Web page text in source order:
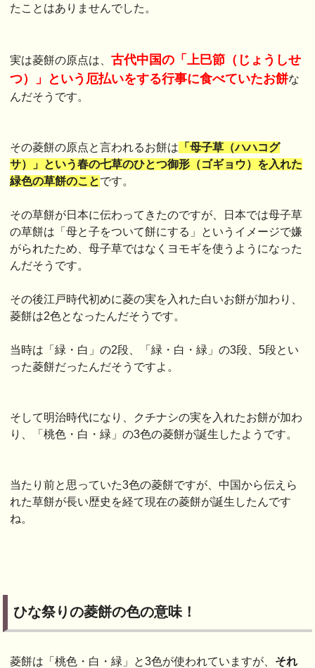
たことはありませんでした。
実は菱餅の原点は、古代中国の「上巳節（じょうしせ
つ）」という厄払いをする行事に食べていたお餅な
んだそうです。
その菱餅の原点と言われるお餅は 「母子草（ハハコグ
サ）」という春の七草のひとつ御形（ゴギョウ）を入れた
緑色の草餅のことです。
その草餅が日本に伝わってきたのですが、日本では母子草
の草餅は「母と子をついて餅にする」というイメージで嫌
がられたため、母子草ではなくヨモギを使うようになった
んだそうです。
その後江戸時代初めに菱の実を入れた白いお餅が加わり、
菱餅は2色となったんだそうです。
当時は「緑・白」の2段、「緑・白・緑」の3段、5段とい
った菱餅だったんだそうですよ。
そして明治時代になり、クチナシの実を入れたお餅が加わ
り、「桃色・白・緑」の3色の菱餅が誕生したようです。
当たり前と思っていた3色の菱餅ですが、中国から伝えら
れた草餅が長い歴史を経て現在の菱餅が誕生したんです
ね。
ひな祭りの菱餅の色の意味！
菱餅は「桃色・白・緑」と3色が使われていますが、 それ